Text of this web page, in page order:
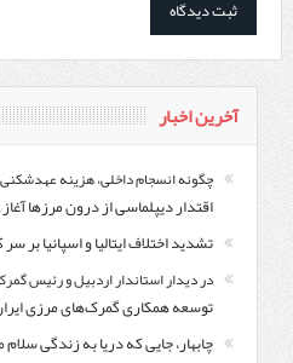
آخرین اخبار
چگونه انسجام داخلی، هزینه
اقتدار دیپلماسی از درون مرزها
تشدید اختلاف ایتالیا و اسپانیا بر
در دیدار استاندار اردبیل و رئیس
توسعه همکاری گمرک‌های مرزی
چابهار، جایی که دریا به زندگی